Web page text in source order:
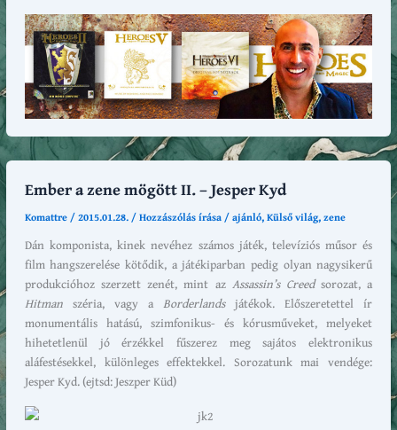
Ember a zene mögött II. – Jesper Kyd
Komattre /2015.01.28. /Hozzászólás írása /ajánló,Külső világ,zene
Dán komponista, kinek nevéhez számos játék, televíziós műsor és
film hangszerelése kötődik, a játékiparban pedig olyan nagysikerű
produkcióhoz szerzett zenét, mint az Assassin’s Creedsorozat, a
Hitmanszéria, vagy aBorderlandsjátékok. Előszeretettel ír
monumentális hatású, szimfonikus- és kórusműveket, melyeket
hihetetlenül jó érzékkel fűszerez meg sajátos elektronikus
aláfestésekkel, különleges effektekkel. Sorozatunk mai vendége:
Jesper Kyd. (ejtsd: Jeszper Küd)